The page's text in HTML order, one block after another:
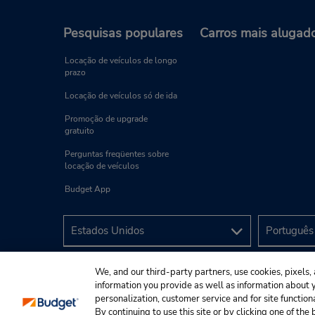
Pesquisas populares
Locação de veículos de longo
prazo
Locação de veículos só de ida
Promoção de upgrade
gratuito
Perguntas freqüentes sobre
locação de veículos
Budget App
Carros mais
We, and our third-party partners, use cookies,
information you provide as well as information
personalization, customer service and for site
By continuing to use this site or by clicking one of